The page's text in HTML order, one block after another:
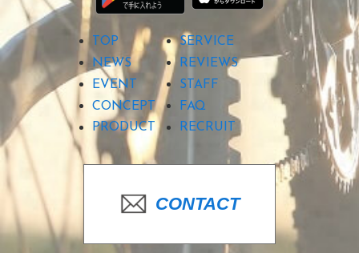
TOP
SERVICE
NEWS
REVIEWS
EVENT
STAFF
CONCEPT
FAQ
PRODUCT
RECRUIT
CONTACT